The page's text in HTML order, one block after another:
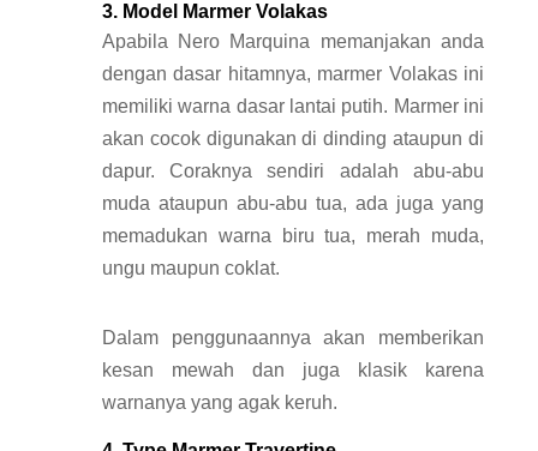
3. Model Marmer Volakas
Apabila Nero Marquina memanjakan anda
dengan dasar hitamnya, marmer Volakas ini
memiliki warna dasar lantai putih. Marmer ini
akan cocok digunakan di dinding ataupun di
dapur. Coraknya sendiri adalah abu-abu
muda ataupun abu-abu tua, ada juga yang
memadukan warna biru tua, merah muda,
ungu maupun coklat.
Dalam penggunaannya akan memberikan
kesan mewah dan juga klasik karena
warnanya yang agak keruh.